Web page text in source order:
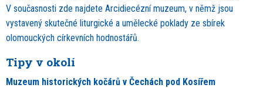
V současnosti zde najdete Arcidiecézní muzeum, v němž jsou
vystavený skutečné liturgické a umělecké poklady ze sbírek
olomouckých církevních hodnostářů.
Tipy v okolí
Muzeum historických kočárů v Čechách pod Kosířem